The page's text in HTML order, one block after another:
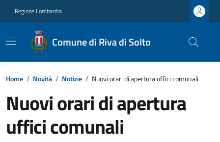
Regione Lombardia
Comune di Riva di Solto
Home / Novità / Notizie / Nuovi orari di apertura uffici comunali
Nuovi orari di apertura
uffici comunali